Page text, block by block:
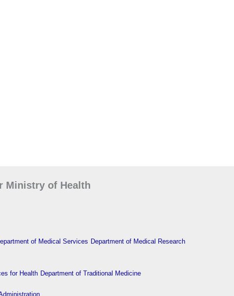
Ministry of Health
of Medical Services Department of Medical Research
for Health Department of Traditional Medicine